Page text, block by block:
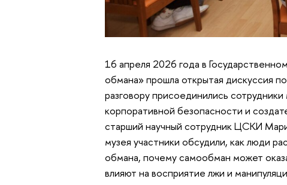
16 апреля 2026 года в
обмана» прошла открытая дискуссия
разговору присоединились
корпоративной безопасности и
старший научный сотрудник ЦСКИ
музея участники обсудили, как люди
обмана, почему самообман может
влияют на восприятие лжи и